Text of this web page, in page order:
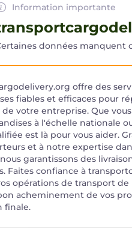
Information importante
données manquent
offre des
fiables et efficaces pour
votre entreprise. Que
à l'échelle nationale
est là pour vous aider.
et à notre expertise
garantissons des
Faites confiance à
opérations de transport
acheminement de vos
finale.